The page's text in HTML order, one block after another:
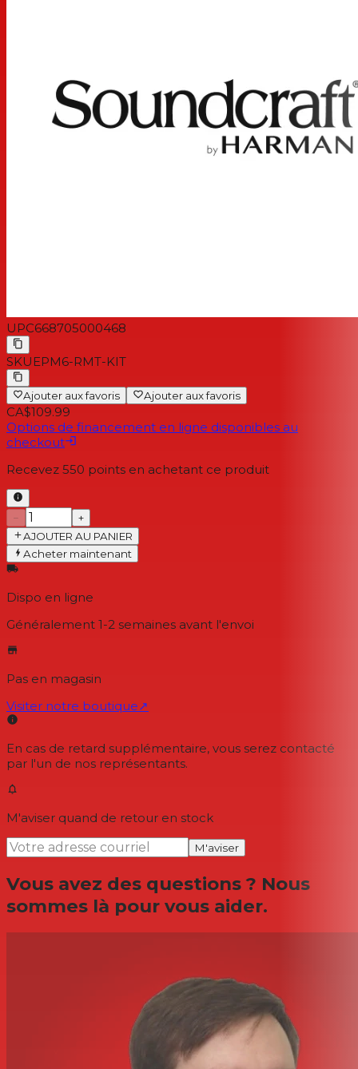
UPC668705000468
SKU EPM6-RMT-KIT
Ajouter aux favoris Ajouter aux favoris
CA$109.99
Options de financement en ligne disponibles au
checkout
Recevez 550 points en achetant ce produit
−
+
AJOUTER AU PANIER
Acheter maintenant
Dispo en ligne
Généralement 1-2 semaines avant l'envoi
Pas en magasin
Visiter notre boutique↗
En cas de retard supplémentaire, vous serez contacté
par l'un de nos représentants.
M'aviser quand de retour en stock
M'aviser
Vous avez des questions ? Nous
sommes là pour vous aider.